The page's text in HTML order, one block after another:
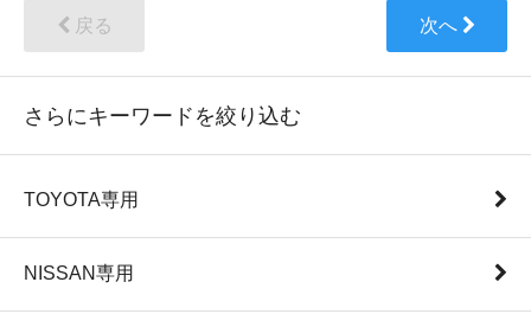
戻る 次へ
さらにキーワードを絞り込む
TOYOTA専用
NISSAN専用